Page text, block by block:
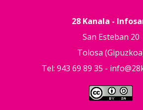
28 Kanala -
San Esteban 20
Tolosa
Tel: 943 69 89 35 -